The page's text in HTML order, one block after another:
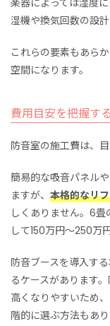
楽器によっては湿度
湿機や換気回数の設計
これらの要素もあら
空間になります。
費用目安を把握する
防音室の施工費は、
簡易的な吸音パネル
ますが、 本格的なリ
しくありません。6
して150万円〜250万
防音ブースを導入す
るケースがあります
高くなりやすいため
階的に選ぶ方法もあり